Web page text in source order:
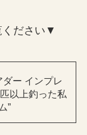
ください▼
ー インプレ
以上釣った私
”